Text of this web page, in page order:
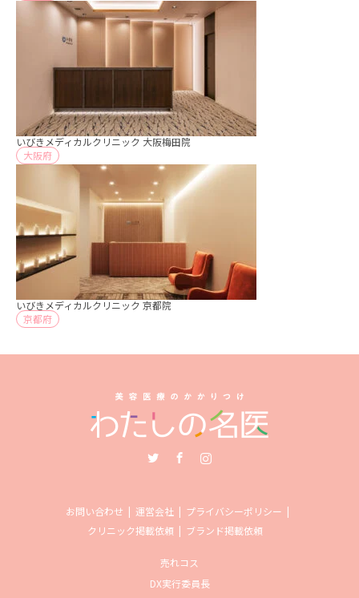
いびきメディカルクリニック 大阪梅田院
大阪府
いびきメディカルクリニック 京都院
京都府
お問い合わせ 運営会社
プライバシーポリシー
クリニック掲載依頼
ブランド掲載依頼
売れコス
DX実行委員長